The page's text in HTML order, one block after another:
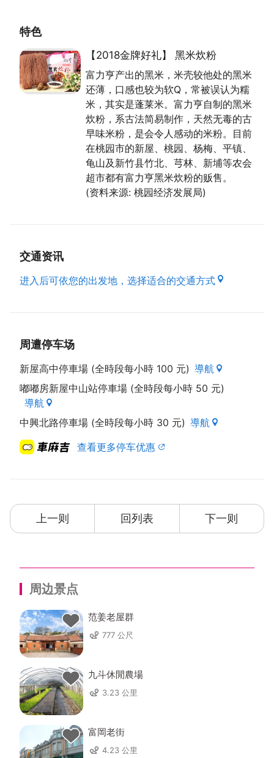
特色
【2018金牌好礼】 黑米炊粉
富力亨产出的黑米，米壳较他处的黑米
还薄，口感也较为软Q，常被误认为糯
米，其实是蓬莱米。富力亨自制的黑米
炊粉，系古法简易制作，天然无毒的古
早味米粉，是会令人感动的米粉。目前
在桃园市的新屋、桃园、杨梅、平镇、
龟山及新竹县竹北、芎林、新埔等农会
超市都有富力亨黑米炊粉的贩售。
(资料来源: 桃园经济发展局)
交通资讯
进入后可依您的出发地，选择适合的交通方式
周遭停车场
新屋高中停車場 (全時段每小時 100 元) 導航
嘟嘟房新屋中山站停車場 (全時段每小時 50 元)
導航
中興北路停車場 (全時段每小時 30 元) 導航
查看更多停车优惠
上一则 回列表 下一则
周边景点
范姜老屋群
777 公尺
九斗休閒農場
3.23 公里
富岡老街
4.23 公里